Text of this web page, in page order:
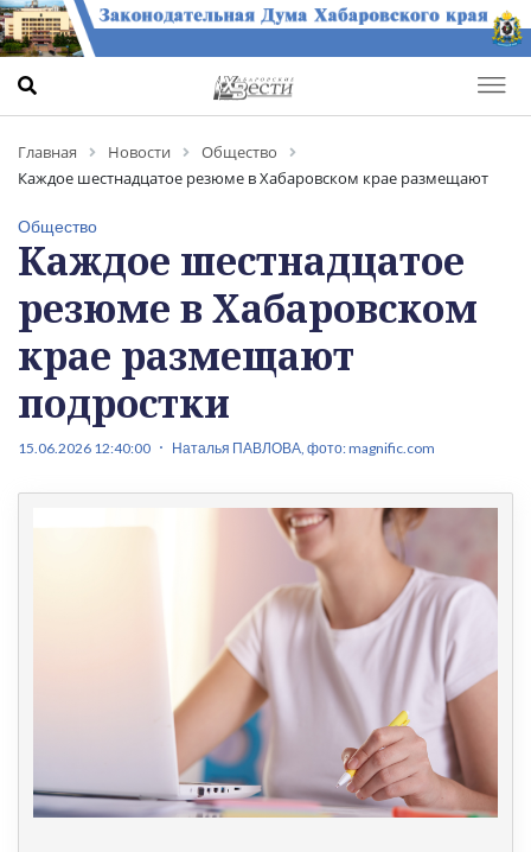
Главная Новости
Общество
Каждое шестнадцатое резюме в Хабаровском крае размещают
Общество
Каждое шестнадцатое
резюме в Хабаровском
крае размещают
подростки
15.06.2026 12:40:00 Наталья ПАВЛОВА, фото: magnific.com